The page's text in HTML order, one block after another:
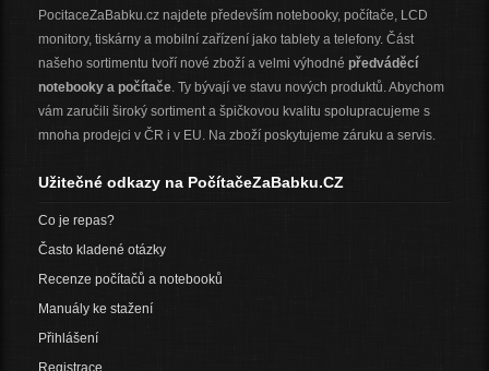
PocitaceZaBabku.cz najdete především notebooky, počítače, LCD
monitory, tiskárny a mobilní zařízení jako tablety a telefony. Část
našeho sortimentu tvoří nové zboží a velmi výhodné předváděcí
notebooky a počítače. Ty bývají ve stavu nových produktů. Abychom
vám zaručili široký sortiment a špičkovou kvalitu spolupracujeme s
mnoha prodejci v ČR i v EU. Na zboží poskytujeme záruku a servis.
Užitečné odkazy na PočítačeZaBabku.CZ
Co je repas?
Často kladené otázky
Recenze počítačů a notebooků
Manuály ke stažení
Přihlášení
Registrace